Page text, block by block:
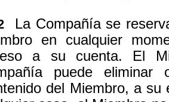
La Compañía se
en cualquier
a su cuenta. El
puede
del Miembro, a